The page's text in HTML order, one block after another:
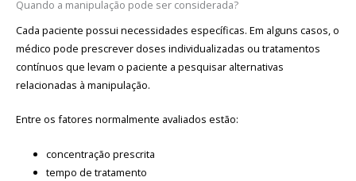
Quando a manipulação pode ser considerada?
Cada paciente possui necessidades específicas. Em alguns casos, o
médico pode prescrever doses individualizadas ou tratamentos
contínuos que levam o paciente a pesquisar alternativas
relacionadas à manipulação.
Entre os fatores normalmente avaliados estão:
concentração prescrita
tempo de tratamento